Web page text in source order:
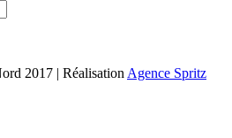
2017 | Réalisation Agence Spritz